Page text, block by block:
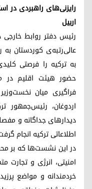
رایزنی‌های راهبردی در
اربیل
رئیس دفتر روابط
عالی‌رتبه‌ی کوردستان به
به ترکیه را فرصتی
حضور هیئت اقلیم در
فراگیری میان
اردوغان، رئیس‌جمهور
دیدارهای جداگانه و
اطلاعاتی ترکیه انجام
در این نشست‌ها که بر
امنیتی، انرژی و تجارت
خردمندانه و مواضع